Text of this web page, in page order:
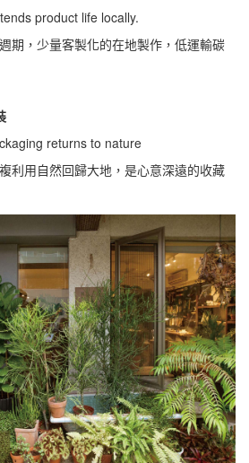
product life locally.
期，少量客製化的在地製作，低運輸碳
returns to nature
利用自然回歸大地，是心意深遠的收藏